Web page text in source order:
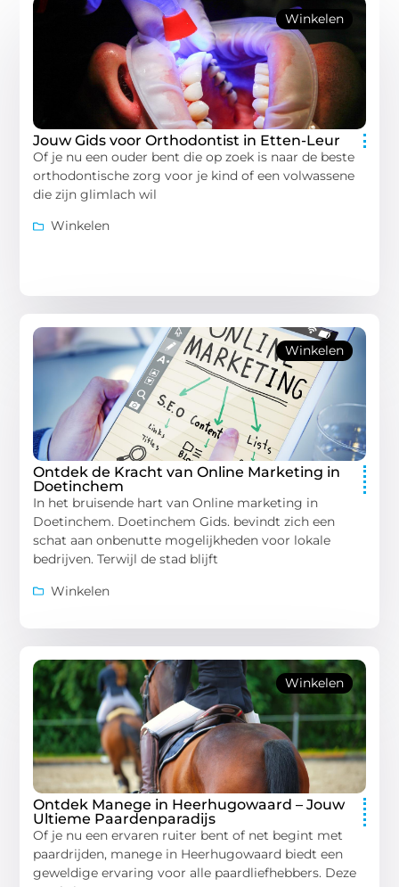
Winkelen
Jouw Gids voor Orthodontist in Etten-Leur
Of je nu een ouder bent die op zoek is naar de beste
orthodontische zorg voor je kind of een volwassene
die zijn glimlach wil
Winkelen
Winkelen
Ontdek de Kracht van Online Marketing in
Doetinchem
In het bruisende hart van Online marketing in
Doetinchem. Doetinchem Gids. bevindt zich een
schat aan onbenutte mogelijkheden voor lokale
bedrijven. Terwijl de stad blijft
Winkelen
Winkelen
Ontdek Manege in Heerhugowaard – Jouw
Ultieme Paardenparadijs
Of je nu een ervaren ruiter bent of net begint met
paardrijden, manege in Heerhugowaard biedt een
geweldige ervaring voor alle paardliefhebbers. Deze